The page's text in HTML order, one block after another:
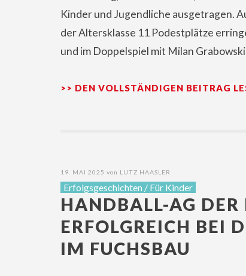
Kinder und Jugendliche ausgetragen.
der Altersklasse 11 Podestplätze
und im Doppelspiel mit Milan
>> DEN VOLLSTÄNDIGEN BEITRAG
19. MAI 2025 von LUTZ HAASLER
Erfolgsgeschichten / Für Kinder
HANDBALL-AG DER
ERFOLGREICH BEI
IM FUCHSBAU